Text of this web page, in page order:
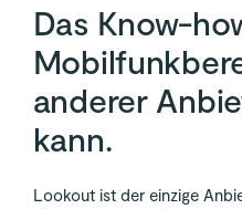
Das Know-
anderer
kann.
Lookout ist der einzige